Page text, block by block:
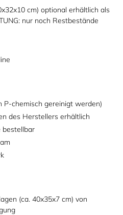
cm) optional erhältlich als
nur noch Restbestände
P-chemisch gereinigt werden)
des Herstellers erhältlich
bestellbar
(ca. 40x35x7 cm) von